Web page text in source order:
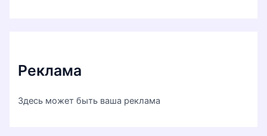
Реклама
Здесь может быть ваша реклама